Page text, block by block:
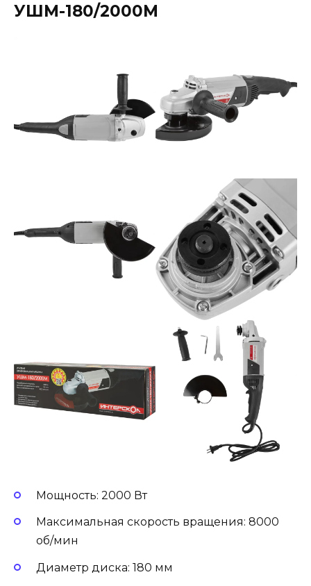
УШМ-180/2000М
Мощность: 2000 Вт
Максимальная скорость вращения: 8000
об/мин
Диаметр диска: 180 мм